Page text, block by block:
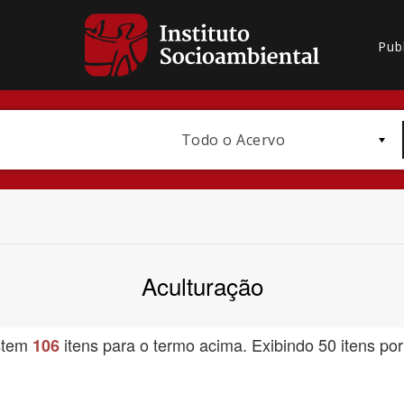
Todo o Acervo
Bioma / Bacia
Aculturação
106 itens para o termo acima. Exibindo 50 itens